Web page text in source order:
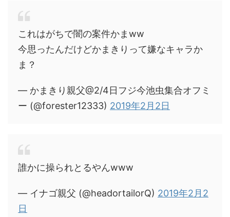
これはがちで闇の案件かまww
今思ったんだけどかまきりって嫌なキャラか
ま？
— かまきり親父@2/4日フジ今池虫集合オフミ
ー (@forester12333) 2019年2月2日
誰かに操られとるやんwww
— イナゴ親父 (@headortailorQ) 2019年2月2
日